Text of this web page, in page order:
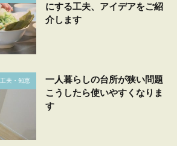
にする工夫、アイデアをご紹
介します
夫・知恵
一人暮らしの台所が狭い問題
こうしたら使いやすくなりま
す